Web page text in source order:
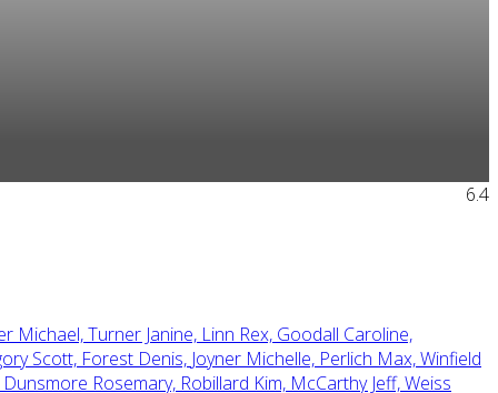
6.4
Michael,Turner Janine, Linn Rex, Goodall Caroline,
Scott, Forest Denis, Joyner Michelle, Perlich Max,Winfield
Dunsmore Rosemary, Robillard Kim, McCarthy Jeff,Weiss